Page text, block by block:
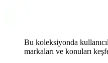
Bu koleksiyonda
markaları ve konuları